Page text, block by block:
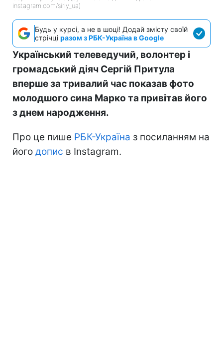
instagram.com/siriy_ua)
Будь у курсі, а не в шоці! Додай змісту своїй
стрічці разом з РБК-Україна в Google
Український телеведучий, волонтер і
громадський діяч Сергій Притула
вперше за тривалий час показав фото
молодшого сина Марко та привітав його
з днем народження.
Про це пише РБК-Україна з посиланням на
його допис в Instagram.